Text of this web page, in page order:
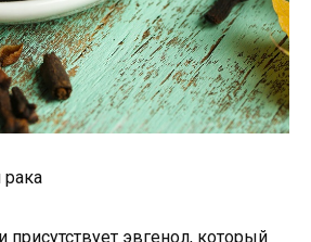
присутствует эвгенол, который